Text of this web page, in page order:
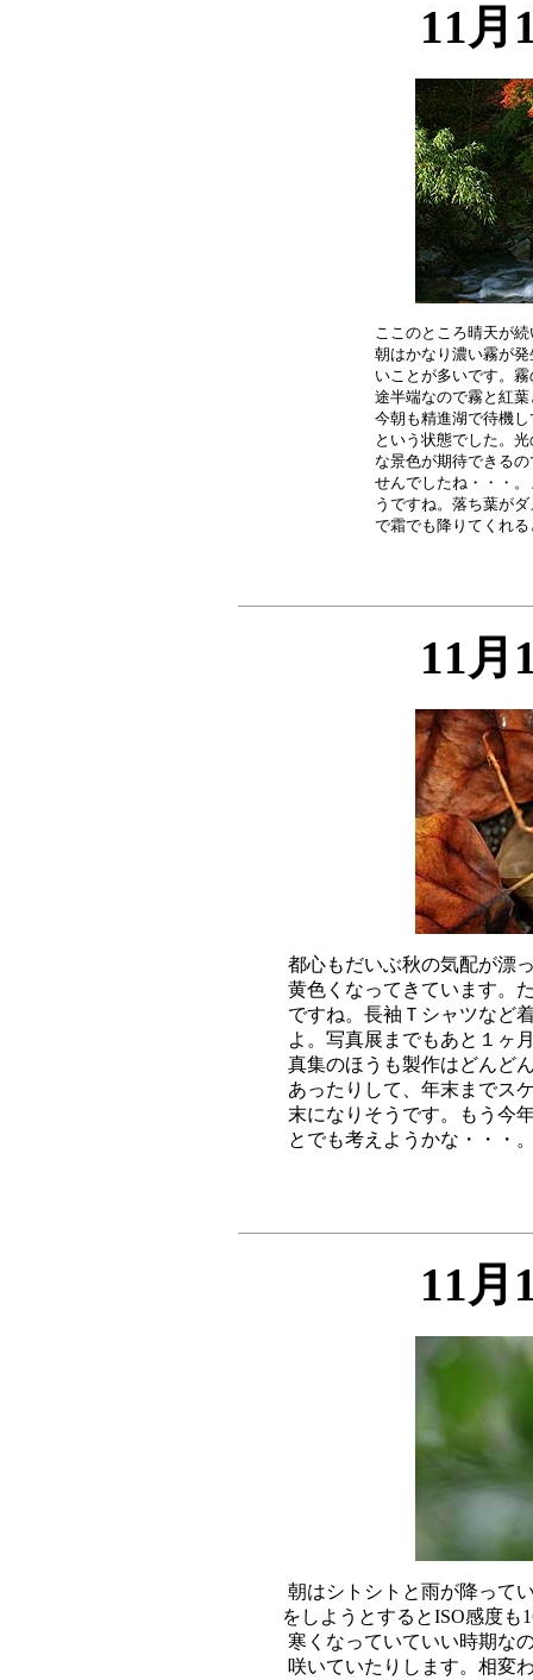
11月
ここのところ晴天が
朝はかなり濃い霧が
いことが多いです。
途半端なので霧と紅
今朝も精進湖で待機
という状態でした。
な景色が期待できる
せんでしたね・・・
うですね。落ち葉が
11月
都心もだいぶ秋の気配が漂
黄色くなってきています。
ですね。長袖Ｔシャツなど
よ。写真展までもあと１ヶ
真集のほうも製作はどんど
あったりして、年末までス
末になりそうです。もう今
11月
朝はシトシトと雨が降って
をしようとするとISO感度も
寒くなっていていい時期な
咲いていたりします。相変